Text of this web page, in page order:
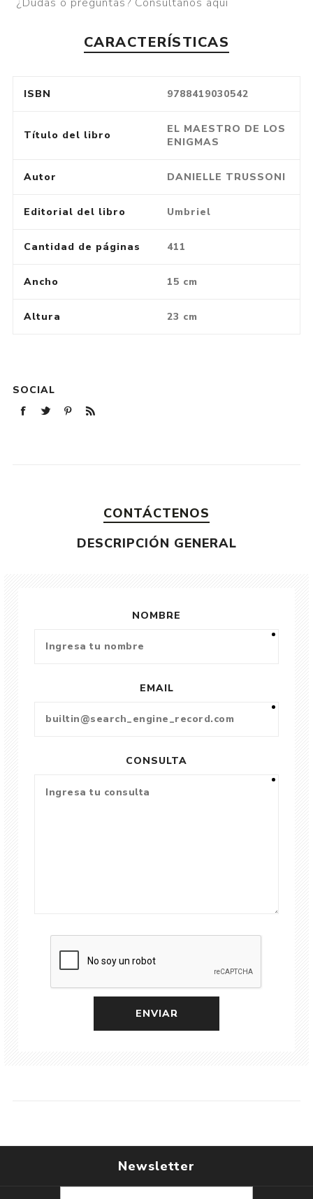
CARACTERÍSTICAS
ISBN 9788419030542
Título del libro
EL MAESTRO DE LOS
ENIGMAS
Autor DANIELLE TRUSSONI
Editorial del libro Umbriel
Cantidad de páginas 411
Ancho 15 cm
Altura 23 cm
SOCIAL
CONTÁCTENOS
DESCRIPCIÓN GENERAL
NOMBRE
EMAIL
CONSULTA
Newsletter